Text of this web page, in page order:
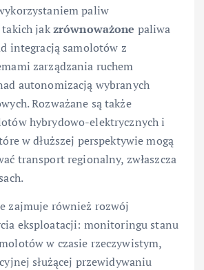
paliw
jakzrównoważone paliwa
integracją samolotów z
zarządzania ruchem
autonomizacją wybranych
Rozważane są także
hybrydowo-elektrycznych i
w dłuższej perspektywie mogą
transport regionalny, zwłaszcza
zajmuje również rozwój
eksploatacji: monitoringu stanu
w czasie rzeczywistym,
służącej przewidywaniu